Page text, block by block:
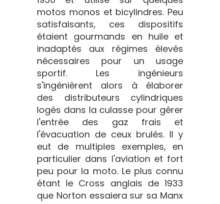
motos monos et bicylindres. Peu
satisfaisants, ces dispositifs
étaient gourmands en huile et
inadaptés aux régimes élevés
nécessaires pour un usage
sportif. Les ingénieurs
s'ingénièrent alors à élaborer
des distributeurs cylindriques
logés dans la culasse pour gérer
l'entrée des gaz frais et
l'évacuation de ceux brulés. Il y
eut de multiples exemples, en
particulier dans l'aviation et fort
peu pour la moto. Le plus connu
étant le Cross anglais de 1933
que Norton essaiera sur sa Manx